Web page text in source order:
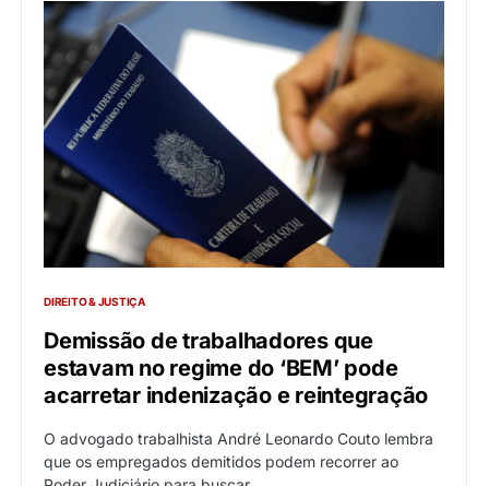
DIREITO & JUSTIÇA
Demissão de trabalhadores que
estavam no regime do ‘BEM’ pode
acarretar indenização e reintegração
O advogado trabalhista André Leonardo Couto lembra
que os empregados demitidos podem recorrer ao